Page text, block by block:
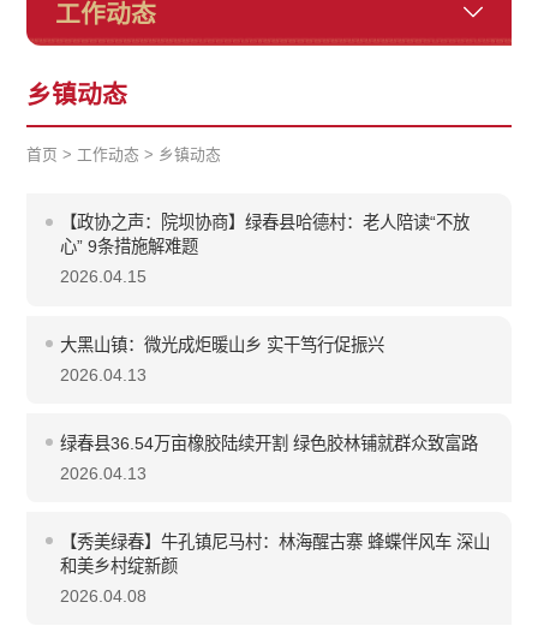
工作动态
乡镇动态
首页 > 工作动态 > 乡镇动态
【政协之声：院坝协商】绿春县哈德村：老人陪读“不放
心” 9条措施解难题
2026.04.15
大黑山镇：微光成炬暖山乡 实干笃行促振兴
2026.04.13
绿春县36.54万亩橡胶陆续开割 绿色胶林铺就群众致富路
2026.04.13
【秀美绿春】牛孔镇尼马村：林海醒古寨 蜂蝶伴风车 深山
和美乡村绽新颜
2026.04.08